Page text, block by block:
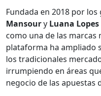
Fun­da­da en 2018 por
Man­soury Lua­na
como una de las mar­cas
platafor­ma ha ampli­a­do
los tradi­cionales
irrumpi­en­do en áreas
nego­cio de las apues­tas